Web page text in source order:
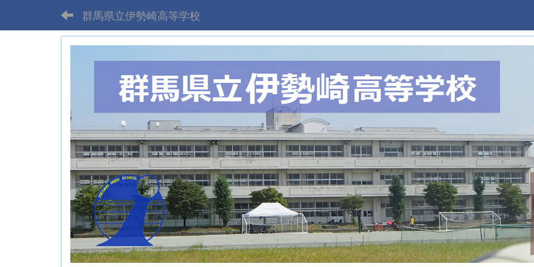
群馬県立伊勢崎高等学校